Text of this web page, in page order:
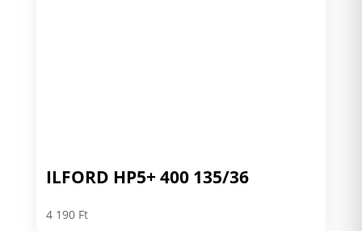
ILFORD HP5+ 400 135/36
4 190 Ft